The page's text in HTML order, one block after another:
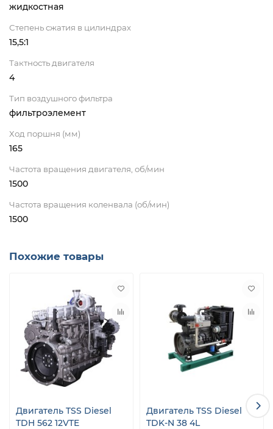
жидкостная
Степень сжатия в цилиндрах
15,5:1
Тактность двигателя
4
Тип воздушного фильтра
фильтроэлемент
Ход поршня (мм)
165
Частота вращения двигателя, об/мин
1500
Частота вращения коленвала (об/мин)
1500
Похожие товары
Двигатель TSS Diesel
TDH 562 12VTE
Двигатель TSS Diesel
TDK-N 38 4L